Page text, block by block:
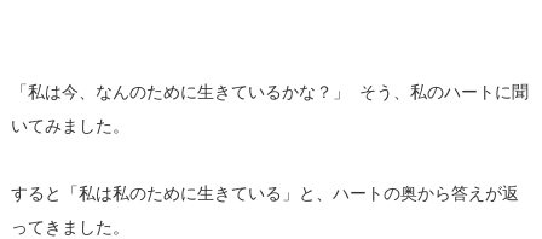
「私は今、なんのために生きているかな？」 そう、私のハートに聞
いてみました。
すると「私は私のために生きている」と、ハートの奥から答えが返
ってきました。